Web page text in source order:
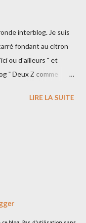
interblog. Je suis
fondant au citron
ou d'ailleurs " et
" Deux Z comme
de sucre cristallisé 2
Cuire pendant 45-50
LIRE LA SUITE